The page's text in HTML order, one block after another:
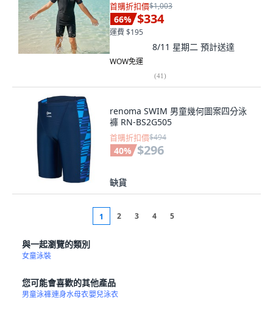
首購折扣價$1,003
66% $334
運費 $195
8/11 星期二 預計送達
WOW免運
(41)
renoma SWIM 男童幾何圖案四分泳
褲 RN-BS2G505
首購折扣價$494
40% $296
缺貨
1 2 3 4 5
與一起瀏覽的類別
女童泳裝
您可能會喜歡的其他產品
男童泳褲連身水母衣嬰兒泳衣